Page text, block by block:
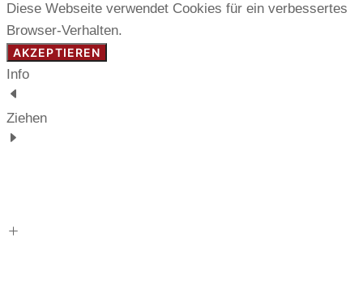
Diese Webseite verwendet Cookies für ein verbessertes
Browser-Verhalten.
AKZEPTIEREN
Info
Ziehen